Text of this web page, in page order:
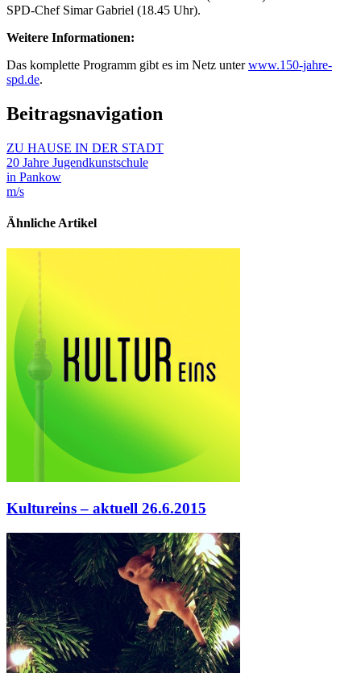
SPD-Chef Simar Gabriel (18.45 Uhr).
Weitere Informationen:
Das komplette Programm gibt es im Netz unterwww.150-jahre-
spd.de.
Beitragsnavigation
ZU HAUSE IN DER STADT
20 Jahre Jugendkunstschule
in Pankow
m/s
Ähnliche Artikel
Kultureins – aktuell 26.6.2015